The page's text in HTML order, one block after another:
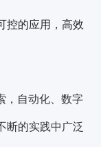
控的应用，高效
，自动化、数字
断的实践中广泛